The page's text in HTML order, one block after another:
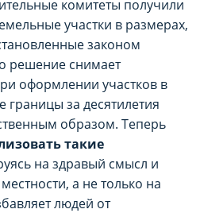
комитеты получили
участки в размерах,
законом
решение снимает
оформлении участков в
границы за десятилетия
образом. Теперь
такие
на здравый смысл и
а не только на
людей от